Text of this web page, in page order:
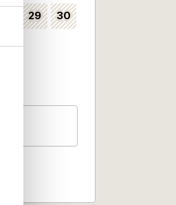
29 30